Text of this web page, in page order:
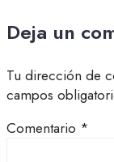
Deja un
Tu dirección de
campos
Comentario *